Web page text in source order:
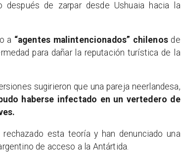
de zarpar desde Ushuaia hacia la
a “agentes malintencionados” chilenosde
para dañar la reputación turística de la
sugirieron que una pareja neerlandesa,
haberse infectado en un vertedero de
esta teoría y han denunciado una
de acceso a la Antártida.